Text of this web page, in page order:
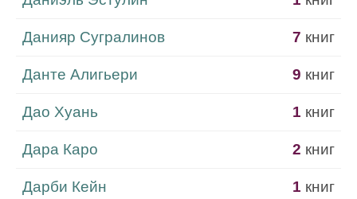
Данияр Сугралинов 7 книг
Данте Алигьери 9 книг
Дао Хуань 1 книг
Дара Каро 2 книг
Дарби Кейн 1 книг